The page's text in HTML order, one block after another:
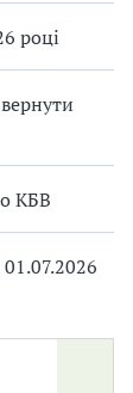
році
КБВ